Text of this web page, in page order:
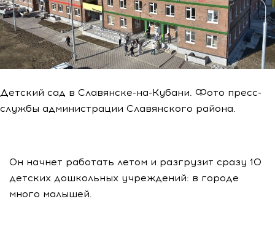
Детский сад в Славянске-на-Кубани. Фото пресс-
службы администрации Славянского района.
Он начнет работать летом и разгрузит сразу 10
детских дошкольных учреждений: в городе
много малышей.